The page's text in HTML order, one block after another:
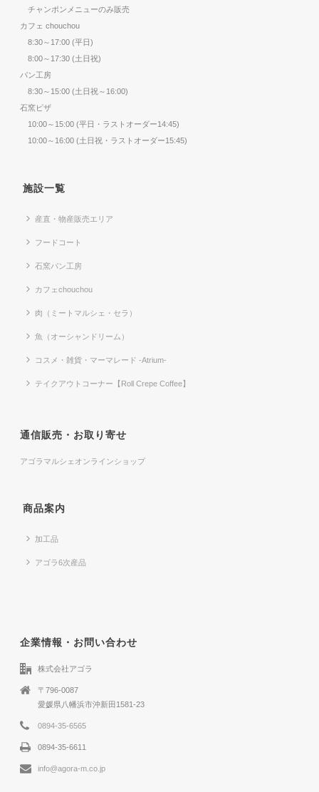
チャンポンメニューのみ販売
カフェ chouchou
8:30～17:00 (平日)
8:00～17:30 (土日祝)
パン工房
8:30～15:00 (土日祝～16:00)
石窯ピザ
10:00～15:00 (平日・ラストオーダー14:45)
10:00～16:00 (土日祝・ラストオーダー15:45)
施設一覧
産直・物産販売エリア
フードコート
石窯パン工房
カフェchouchou
肉（ミートマルシェ・セラ）
魚（オーシャンドリーム）
コスメ・雑貨・マーマレード -Atrium-
テイクアウトコーナー【Roll Crepe Coffee】
通信販売・お取り寄せ
アゴラマルシェオンラインショップ
商品案内
加工品
アゴラ6次産品
企業情報・お問い合わせ
株式会社アゴラ
〒796-0087
愛媛県八幡浜市沖新田1581-23
0894-35-6565
0894-35-6611
info@agora-m.co.jp